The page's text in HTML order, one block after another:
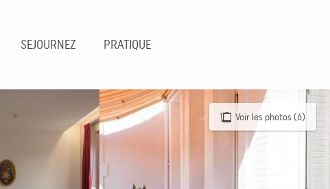
SEJOURNEZ PRATIQUE
Voir les photos (6)